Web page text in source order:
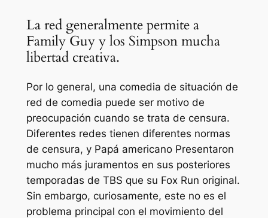
La red generalmente permite a
Family Guy y los Simpson mucha
libertad creativa.
Por lo general, una comedia de situación de
red de comedia puede ser motivo de
preocupación cuando se trata de censura.
Diferentes redes tienen diferentes normas
de censura, yPapá americano Presentaron
mucho más juramentos en sus posteriores
temporadas de TBS que su Fox Run original.
Sin embargo, curiosamente, este no es el
problema principal con el movimiento del